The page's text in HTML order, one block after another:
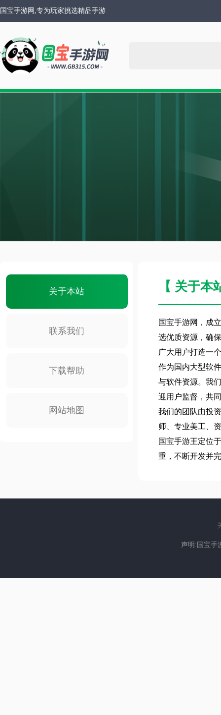
国宝手游网,专为玩家挑选精品手游
关于本站
联系我们
下载帮助
网站地图
【 关于本
国宝手游网，成
选优质资源，确
广大用户打造一
作为国内大型软
与软件资源。我
迎用户监督，共
我们的团队由投
师、专业美工、
国宝手游王定位
重，不断开发并
声明:国宝手